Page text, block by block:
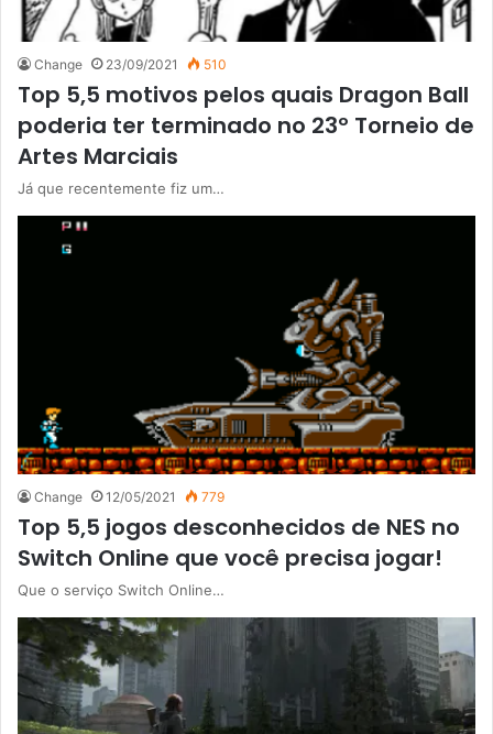
Change 23/09/2021 510
Top 5,5 motivos pelos quais Dragon Ball
poderia ter terminado no 23º Torneio de
Artes Marciais
Já que recentemente fiz um…
Change 12/05/2021 779
Top 5,5 jogos desconhecidos de NES no
Switch Online que você precisa jogar!
Que o serviço Switch Online…